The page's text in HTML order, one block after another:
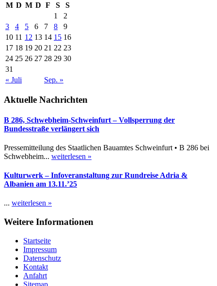
M D M D F S
S
1
2
3
4 5 6 7 8
9
10 11 12 13 14 15 16
17 18 19 20 21 22 23
24 25 26 27 28 29 30
31
« Juli
Sep. »
Aktuelle Nachrichten
B 286, Schwebheim-Schweinfurt – Vollsperrung der
Bundesstraße verlängert sich
Pressemitteilung des Staatlichen Bauamtes Schweinfurt • B 286 bei
Schwebheim... weiterlesen »
Kulturwerk – Infoveranstaltung zur Rundreise Adria &
Albanien am 13.11.’25
... weiterlesen »
Weitere Informationen
Startseite
Impressum
Datenschutz
Kontakt
Anfahrt
Sitemap